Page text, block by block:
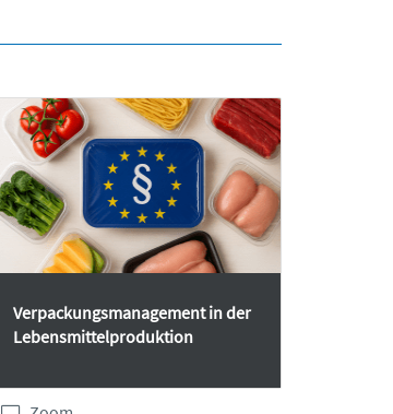
Verpackungsmanagement in der
Lebensmittelproduktion